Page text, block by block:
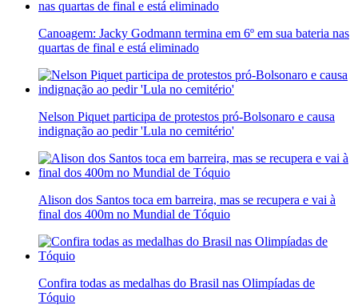
Canoagem: Jacky Godmann termina em 6º em sua bateria nas
quartas de final e está eliminado
Nelson Piquet participa de protestos pró-Bolsonaro e causa
indignação ao pedir 'Lula no cemitério'
Alison dos Santos toca em barreira, mas se recupera e vai à
final dos 400m no Mundial de Tóquio
Confira todas as medalhas do Brasil nas Olimpíadas de
Tóquio